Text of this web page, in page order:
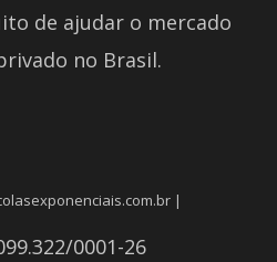
de ajudar o mercado
no Brasil.
|
0001-26